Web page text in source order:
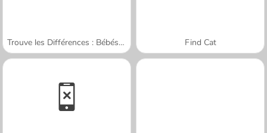
Trouve les Différences : Bébés Mignons Find Cat